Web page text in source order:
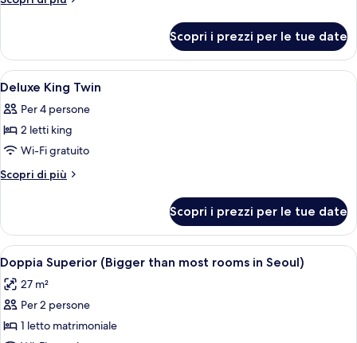
Triple
Room
Scopri i prezzi per le tue date
Apri
tutte
le
foto
per
Deluxe
Insonorizzazione, Wi-Fi gratuito,
5
Deluxe King Twin
Per 4 persone
2 letti king
Wi-Fi gratuito
Scopri di più
Altri
King
Twin
Scopri i prezzi per le tue date
Apri
tutte
le
foto
per
Camera d'albergo con un letto
4
Doppia Superior (Bigger than most rooms in Seoul)
27 m²
Per 2 persone
1 letto matrimoniale